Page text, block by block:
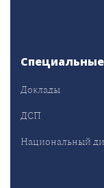
Доклады
ДСП
Национальный